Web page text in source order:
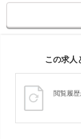
この求人
閲覧履